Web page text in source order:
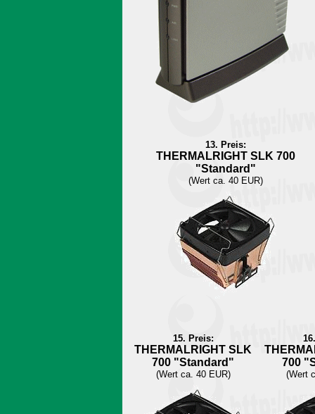
13. Preis:
THERMALRIGHT SLK 700
"Standard"
(Wert ca. 40 EUR)
15. Preis:
THERMALRIGHT SLK
700 "Standard"
(Wert ca. 40 EUR)
700
(Wert